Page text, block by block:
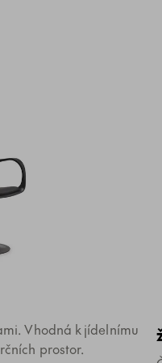
Vhodná k jídelnímu
prostor.